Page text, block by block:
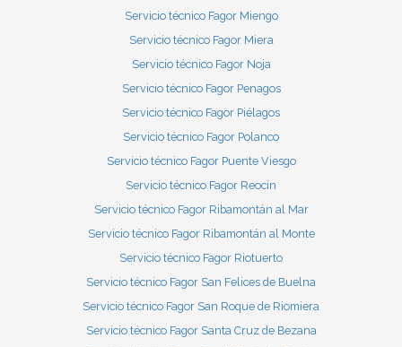
Servicio técnico Fagor Miengo
Servicio técnico Fagor Miera
Servicio técnico Fagor Noja
Servicio técnico Fagor Penagos
Servicio técnico Fagor Piélagos
Servicio técnico Fagor Polanco
Servicio técnico Fagor Puente Viesgo
Servicio técnico Fagor Reocín
Servicio técnico Fagor Ribamontán al Mar
Servicio técnico Fagor Ribamontán al Monte
Servicio técnico Fagor Riotuerto
Servicio técnico Fagor San Felices de Buelna
Servicio técnico Fagor San Roque de Riomiera
Servicio técnico Fagor Santa Cruz de Bezana